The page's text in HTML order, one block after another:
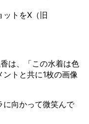
トをX（旧
は、「この水着は色
トと共に1枚の画像
向かって微笑んで